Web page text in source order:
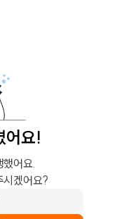
어요!
했어요.
시겠어요?